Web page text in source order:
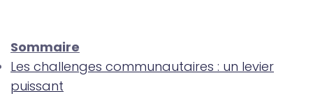
Sommaire
Les challenges communautaires : un levier
puissant